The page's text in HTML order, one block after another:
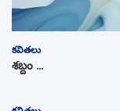
కవితలు
శబ్దం …